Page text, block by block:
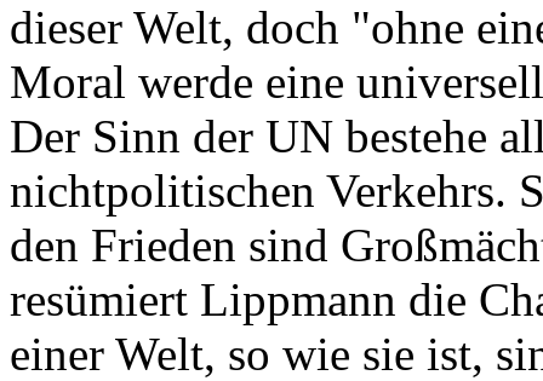
dieser Welt, doch "ohne
Moral werde eine
Der Sinn der UN bestehe
nichtpolitischen Verkehrs.
den Frieden sind
resümiert Lippmann die
einer Welt, so wie sie ist,